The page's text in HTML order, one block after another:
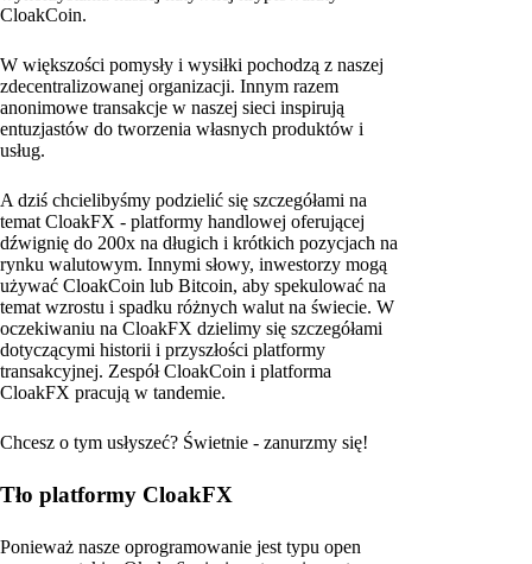
CloakCoin.
W większości pomysły i wysiłki pochodzą z naszej
zdecentralizowanej organizacji. Innym razem
anonimowe transakcje w naszej sieci inspirują
entuzjastów do tworzenia własnych produktów i
usług.
A dziś chcielibyśmy podzielić się szczegółami na
temat CloakFX - platformy handlowej oferującej
dźwignię do 200x na długich i krótkich pozycjach na
rynku walutowym. Innymi słowy, inwestorzy mogą
używać CloakCoin lub Bitcoin, aby spekulować na
temat wzrostu i spadku różnych walut na świecie. W
oczekiwaniu na CloakFX dzielimy się szczegółami
dotyczącymi historii i przyszłości platformy
transakcyjnej. Zespół CloakCoin i platforma
CloakFX pracują w tandemie.
Chcesz o tym usłyszeć? Świetnie - zanurzmy się!
Tło platformy CloakFX
Ponieważ nasze oprogramowanie jest typu open